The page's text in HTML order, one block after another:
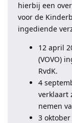
hierbij een
voor de
ingediende
12 april
(VOVO)
RvdK.
4
verklaart
nemen
3